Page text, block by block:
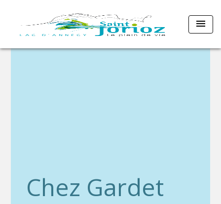
menu
Chez Gardet